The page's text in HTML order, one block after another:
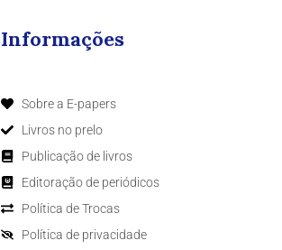
Informações
Sobre a E-papers
Livros no prelo
Publicação de livros
Editoração de periódicos
Política de Trocas
Política de privacidade